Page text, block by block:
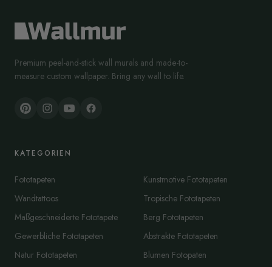
Premium peel-and-stick wall murals and made-to-
measure custom wallpaper. Bring any wall to life.
KATEGORIEN
Fototapeten
Wandtattoos
Maßgeschneiderte Fototapete
Gewerbliche Fototapeten
Natur Fototapeten
Kunstmotive Fototapeten
Tropische Fototapeten
Berg Fototapeten
Abstrakte Fototapeten
Blumen Fotopaten